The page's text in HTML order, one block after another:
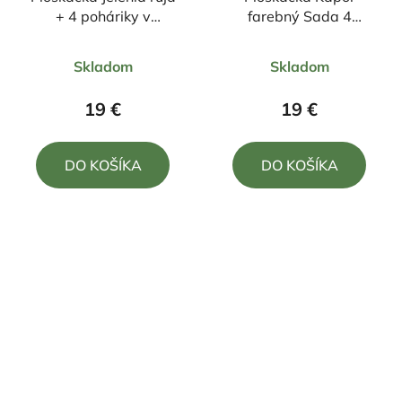
+ 4 poháriky v
hodnotenie
produktu
z
Skladom
19 €
DO KOŠÍKA
farebný Sada 4
hodnotenie
produktu
z
Skladom
19 €
DO KOŠÍKA